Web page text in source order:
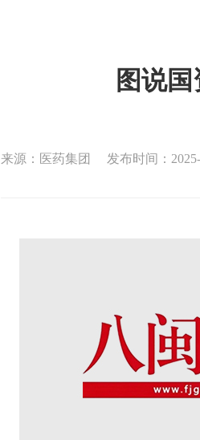
图说
来源：医药集团 发布时间：